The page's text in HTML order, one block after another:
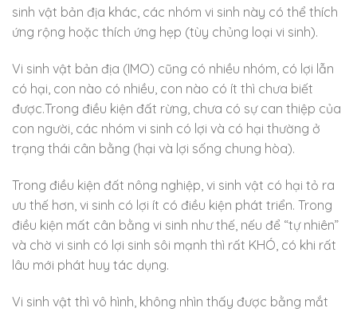
sinh vật bản địa khác, các nhóm vi sinh này có thể thích
ứng rộng hoặc thích ứng hẹp (tùy chủng loại vi sinh).
Vi sinh vật bản địa (IMO) cũng có nhiều nhóm, có lợi lẫn
có hại, con nào có nhiều, con nào có ít thì chưa biết
được.Trong điều kiện đất rừng, chưa có sự can thiệp của
con người, các nhóm vi sinh có lợi và có hại thường ở
trạng thái cân bằng (hại và lợi sống chung hòa).
Trong điều kiện đất nông nghiệp, vi sinh vật có hại tỏ ra
ưu thế hơn, vi sinh có lợi ít có điều kiện phát triển. Trong
điều kiện mất cân bằng vi sinh như thế, nếu để “tự nhiên”
và chờ vi sinh có lợi sinh sôi mạnh thì rất KHÓ, có khi rất
lâu mới phát huy tác dụng.
Vi sinh vật thì vô hình, không nhìn thấy được bằng mắt